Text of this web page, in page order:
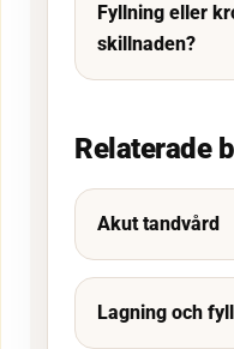
Fyllning eller
skillnaden?
Relaterade
Akut tandvård
Lagning och